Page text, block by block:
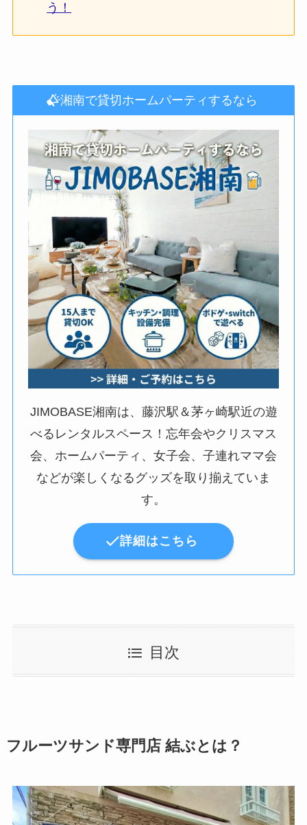
う！
湘南で貸切ホームパーティするなら
JIMOBASE湘南は、藤沢駅＆茅ヶ崎駅近の遊
べるレンタルスペース！忘年会やクリスマス
会、ホームパーティ、女子会、子連れママ会
などが楽しくなるグッズを取り揃えていま
す。
詳細はこちら
目次
フルーツサンド専門店 結ぶとは？